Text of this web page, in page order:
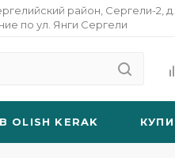
район, Сергели-2, д.
по ул. Янги Сергели
OLISH KERAK